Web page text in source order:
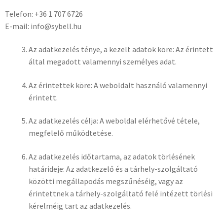
Telefon: +36 1 707 6726
E-mail: info@sybell.hu
Az adatkezelés ténye, a kezelt adatok köre: Az érintett
által megadott valamennyi személyes adat.
Az érintettek köre: A weboldalt használó valamennyi
érintett.
Az adatkezelés célja: A weboldal elérhetővé tétele,
megfelelő működtetése.
Az adatkezelés időtartama, az adatok törlésének
határideje: Az adatkezelő és a tárhely-szolgáltató
közötti megállapodás megszűnéséig, vagy az
érintettnek a tárhely-szolgáltató felé intézett törlési
kérelméig tart az adatkezelés.